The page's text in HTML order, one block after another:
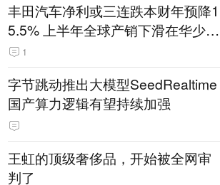
丰田汽车净利或三连跌本财年预降1
5.5% 上半年全球产销下滑在华少卖
14.3万辆
1
字节跳动推出大模型SeedRealtime
国产算力逻辑有望持续加强
王虹的顶级奢侈品，开始被全网审
判了